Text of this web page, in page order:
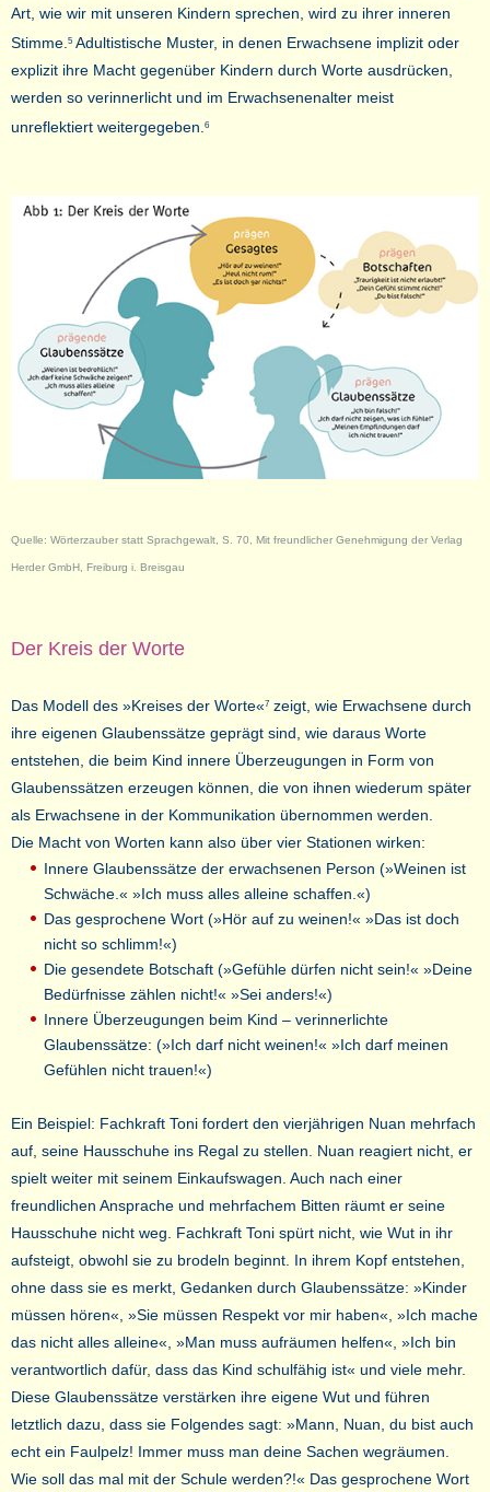
Art, wie wir mit unseren Kindern sprechen, wird zu ihrer inneren
Stimme. 5 Adultistische Muster, in denen Erwachsene implizit oder
explizit ihre Macht gegenüber Kindern durch Worte ausdrücken,
werden so verinnerlicht und im Erwachsenenalter meist
unreflektiert weitergegeben.6
Quelle: Wörterzauber statt Sprachgewalt, S. 70, Mit freundlicher Genehmigung der Verlag
Herder GmbH, Freiburg i. Breisgau
Der Kreis der Worte
Das Modell des »Kreises der Worte«7 zeigt, wie Erwachsene durch
ihre eigenen Glaubenssätze geprägt sind, wie daraus Worte
entstehen, die beim Kind innere Überzeugungen in Form von
Glaubenssätzen erzeugen können, die von ihnen wiederum später
als Erwachsene in der Kommunikation übernommen werden.
Die Macht von Worten kann also über vier Stationen wirken:
Innere Glaubenssätze der erwachsenen Person (»Weinen ist
Schwäche.« »Ich muss alles alleine schaffen.«)
Das gesprochene Wort (»Hör auf zu weinen!« »Das ist doch
nicht so schlimm!«)
Die gesendete Botschaft (»Gefühle dürfen nicht sein!« »Deine
Bedürfnisse zählen nicht!« »Sei anders!«)
Innere Überzeugungen beim Kind – verinnerlichte
Glaubenssätze: (»Ich darf nicht weinen!« »Ich darf meinen
Gefühlen nicht trauen!«)
Ein Beispiel: Fachkraft Toni fordert den vierjährigen Nuan mehrfach
auf, seine Hausschuhe ins Regal zu stellen. Nuan reagiert nicht, er
spielt weiter mit seinem Einkaufswagen. Auch nach einer
freundlichen Ansprache und mehrfachem Bitten räumt er seine
Hausschuhe nicht weg. Fachkraft Toni spürt nicht, wie Wut in ihr
aufsteigt, obwohl sie zu brodeln beginnt. In ihrem Kopf entstehen,
ohne dass sie es merkt, Gedanken durch Glaubenssätze: »Kinder
müssen hören«, »Sie müssen Respekt vor mir haben«, »Ich mache
das nicht alles alleine«, »Man muss aufräumen helfen«, »Ich bin
verantwortlich dafür, dass das Kind schulfähig ist« und viele mehr.
Diese Glaubenssätze verstärken ihre eigene Wut und führen
letztlich dazu, dass sie Folgendes sagt: »Mann, Nuan, du bist auch
echt ein Faulpelz! Immer muss man deine Sachen wegräumen.
Wie soll das mal mit der Schule werden?!« Das gesprochene Wort